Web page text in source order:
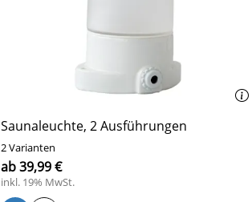
Saunaleuchte, 2 Ausführungen
2 Varianten
ab 39,99 €
inkl. 19% MwSt.